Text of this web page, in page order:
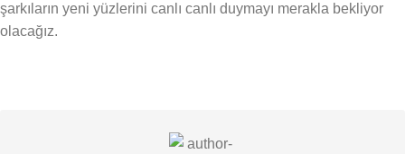
şarkıların yeni yüzlerini canlı canlı duymayı merakla bekliyor
olacağız.